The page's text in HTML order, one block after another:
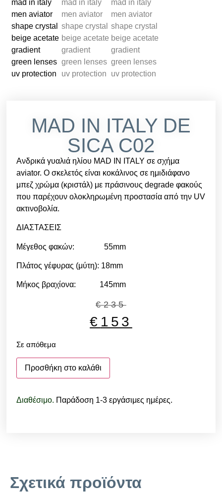
MAD IN ITALY DE
SICA C02
Ανδρικά γυαλιά ηλίου MAD IN ITALY σε σχήμα
aviator. Ο σκελετός είναι κοκάλινος σε ημιδιάφανο
μπεζ χρώμα (κριστάλ) με πράσινους degrade φακούς
που παρέχουν ολοκληρωμένη προστασία από την UV
ακτινοβολία.
ΔΙΑΣΤΑΣΕΙΣ
Μέγεθος φακών: 55mm
Πλάτος γέφυρας (μύτη): 18mm
Μήκος βραχίονα: 145mm
€235
€ 153
Σε απόθεμα
Προσθήκη στο καλάθι
Διαθέσιμο. Παράδοση 1-3 εργάσιμες ημέρες.
Σχετικά προϊόντα